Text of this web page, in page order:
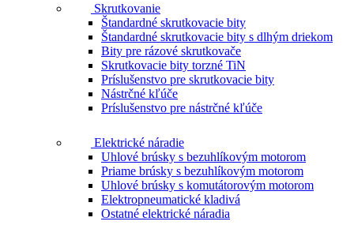
Skrutkovanie
Štandardné skrutkovacie bity
Štandardné skrutkovacie bity s dlhým driekom
Bity pre rázové skrutkovače
Skrutkovacie bity torzné TiN
Príslušenstvo pre skrutkovacie bity
Nástrčné kľúče
Príslušenstvo pre nástrčné kľúče
Elektrické náradie
Uhlové brúsky s bezuhlíkovým motorom
Priame brúsky s bezuhlíkovým motorom
Uhlové brúsky s komutátorovým motorom
Elektropneumatické kladivá
Ostatné elektrické náradia